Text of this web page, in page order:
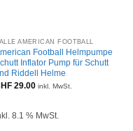
AMERICAN FOOTBALL
Football Helmpumpe
Inflator Pump für Schutt
Riddell Helme
29.00 inkl. MwSt.
8.1 % MwSt.